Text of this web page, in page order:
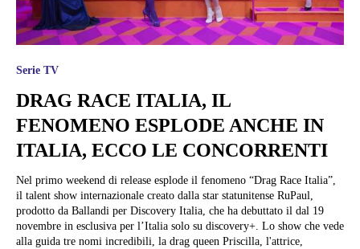
Serie TV
DRAG RACE ITALIA, IL
FENOMENO ESPLODE ANCHE IN
ITALIA, ECCO LE CONCORRENTI
Nel primo weekend di release esplode il fenomeno “Drag Race Italia”,
il talent show internazionale creato dalla star statunitense RuPaul,
prodotto da Ballandi per Discovery Italia, che ha debuttato il dal 19
novembre in esclusiva per l’Italia solo su discovery+. Lo show che vede
alla guida tre nomi incredibili, la drag queen Priscilla, l'attrice,